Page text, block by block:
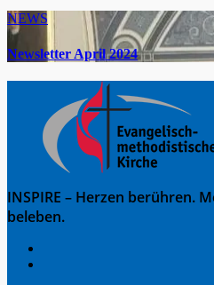
NEWS
Newsletter April 2024
INSPIRE – Herzen berühren.
beleben.